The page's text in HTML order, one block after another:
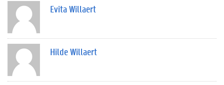
Evita Willaert
Hilde Willaert